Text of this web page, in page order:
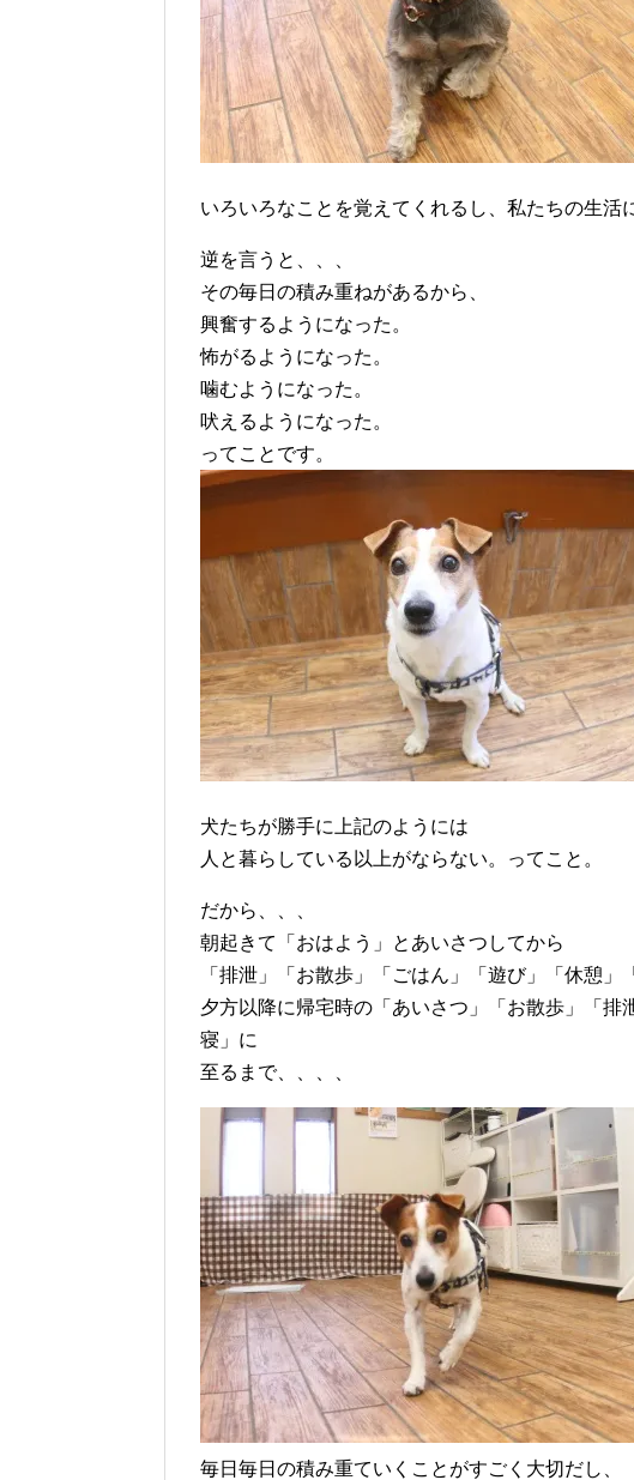
いろいろなことを覚えてくれるし、私たちの生活
逆を言うと、、、
その毎日の積み重ねがあるから、
興奮するようになった。
怖がるようになった。
噛むようになった。
吠えるようになった。
ってことです。
犬たちが勝手に上記のようには
人と暮らしている以上がならない。ってこと。
だから、、、
朝起きて「おはよう」とあいさつしてから
「排泄」「お散歩」「ごはん」「遊び」「休憩」
夕方以降に帰宅時の「あいさつ」「お散歩」「
寝」に
至るまで、、、、
毎日毎日の積み重ていくことがすごく大切だし、